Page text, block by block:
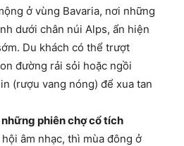
ở vùng Bavaria, nơi những
dưới chân núi Alps, ẩn hiện
Du khách có thể trượt
đường rải sỏi hoặc ngồi
(rượu vang nóng) để xua tan
phiên chợ cổ tích
âm nhạc, thì mùa đông ở